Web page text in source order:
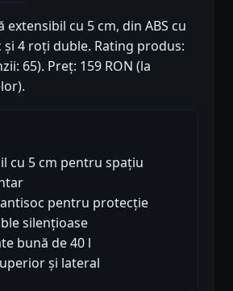
extensibil cu 5 cm, din ABS cu
4 roți duble. Rating produs:
65). Preț: 159 RON (la
cu 5 cm pentru spațiu
pentru protecție
silențioase
bună de 40 l
și lateral